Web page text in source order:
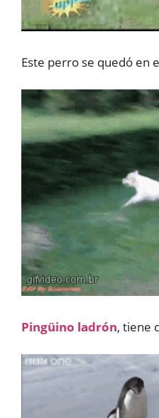
Este perro se quedó en
Pingüino ladrón, tiene